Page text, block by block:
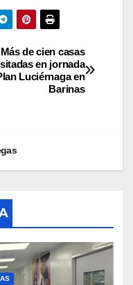
Más de cien casas
en jornada
Luciérnaga en
Barinas